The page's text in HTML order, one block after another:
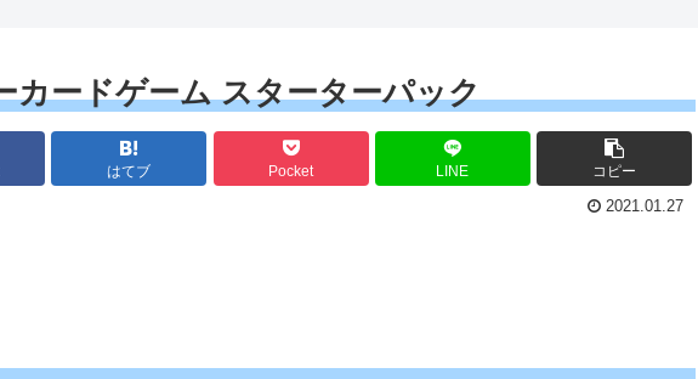
カードゲーム スターターパック
はてブ Pocket LINE コピー
2021.01.27